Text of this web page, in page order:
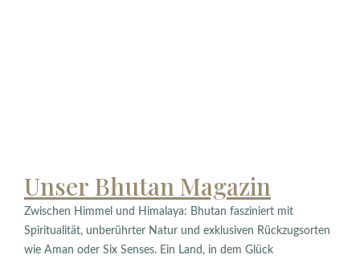
Unser Bhutan Magazin
Zwischen Himmel und Himalaya: Bhutan fasziniert mit
Spiritualität, unberührter Natur und exklusiven Rückzugsorten
wie Aman oder Six Senses. Ein Land, in dem Glück